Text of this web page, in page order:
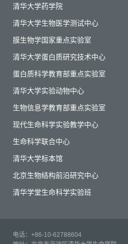
清华大学药学院
清华大学生物医学测试中心
膜生物学国家重点实验室
清华大学蛋白质研究技术中心
蛋白质科学教育部重点实验室
清华大学实验动物中心
生物信息学教育部重点实验室
现代生命科学实验教学中心
生命科学联合中心
清华大学标本馆
北京生物结构前沿研究中心
清华学堂生命科学实验班
电话：+86-10-62788604